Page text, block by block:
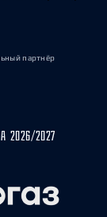
партнёр
2026/2027